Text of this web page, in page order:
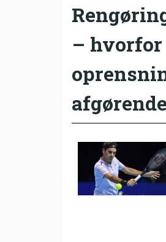
–
afgørende